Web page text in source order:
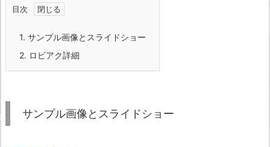
目次
1. サンプル画像とスライドショー
2. ロビアク詳細
サンプル画像とスライドショー